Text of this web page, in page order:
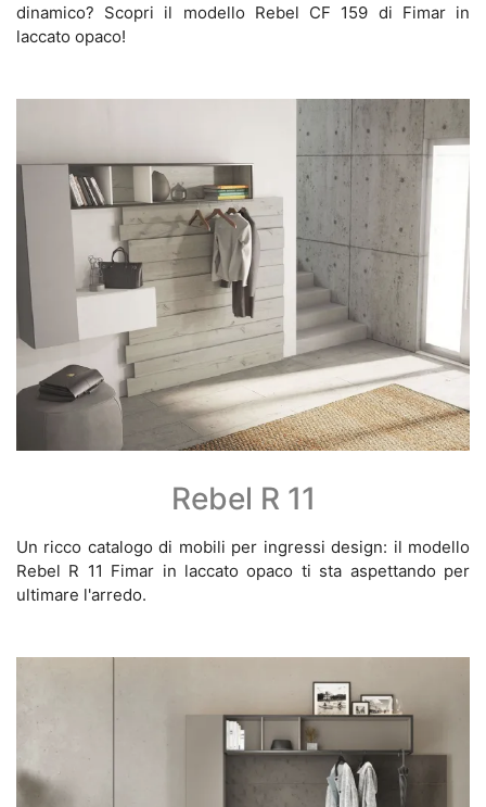
dinamico? Scopri il modello Rebel CF 159 di Fimar in
laccato opaco!
Rebel R 11
Un ricco catalogo di mobili per ingressi design: il modello
Rebel R 11 Fimar in laccato opaco ti sta aspettando per
ultimare l'arredo.